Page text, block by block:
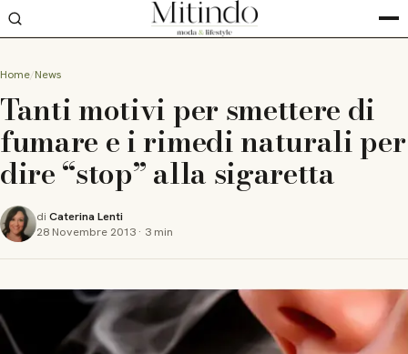
Home News
Tanti motivi per smettere di
fumare e i rimedi naturali per
dire “stop” alla sigaretta
di Caterina Lenti
28 Novembre 2013 · 3 min